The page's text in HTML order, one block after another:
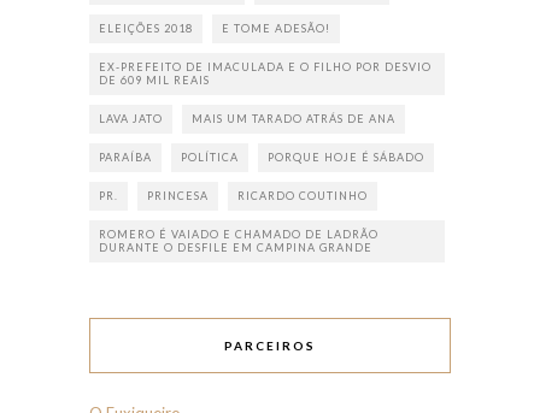
ELEIÇÕES 2018 E TOME ADESÃO!
EX-PREFEITO DE IMACULADA E O FILHO POR DESVIO
DE 609 MIL REAIS
LAVA JATO MAIS UM TARADO ATRÁS DE ANA
PARAÍBA POLÍTICA PORQUE HOJE É SÁBADO
PR. PRINCESA RICARDO COUTINHO
ROMERO É VAIADO E CHAMADO DE LADRÃO
DURANTE O DESFILE EM CAMPINA GRANDE
PARCEIROS